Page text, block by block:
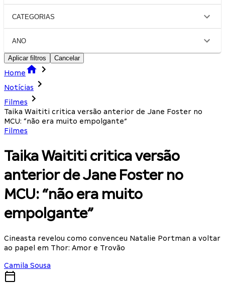
CATEGORIAS
ANO
Aplicar filtros Cancelar
Home
Notícias
Filmes
Taika Waititi critica versão anterior de Jane Foster no
MCU: “não era muito empolgante”
Filmes
Taika Waititi critica versão
anterior de Jane Foster no
MCU: “não era muito
empolgante”
Cineasta revelou como convenceu Natalie Portman a voltar
ao papel em Thor: Amor e Trovão
Camila Sousa